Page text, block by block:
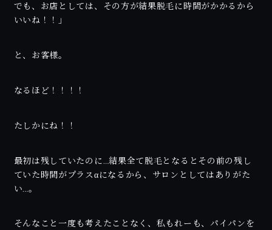
でも、お店としては、その方が結果脱毛に時間がかかるから
いいね！！」
と、お客様。
なるほど！！！！
たしかにね！！
最初は残していたのに…結果全て脱毛となるとその前の残し
ていた時間がプラスαになるから、サロンとしてはありがた
い…。
そんなこと一度も考えたことなく、私もれーも、パイパンを